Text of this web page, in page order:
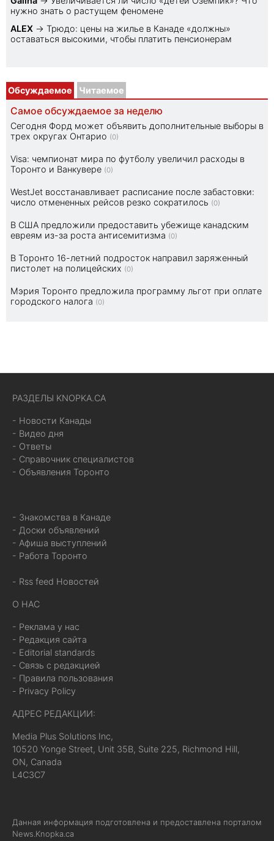
нужно знать о растущем феномене
ALEX → Трюдо: цены на жилье в Канаде «должны»
оставаться высокими, чтобы платить пенсионерам
Обсуждаемое Читаемое
Самое обсуждаемое за неделю
Сегодня Форд может объявить дополнительные выборы в
трех округах Онтарио (0)
Visa: чемпионат мира по футболу увеличил расходы в
Торонто и Ванкувере (0)
WestJet восстанавливает расписание после забастовки:
число отмененных рейсов резко сократилось (0)
В США предложили предоставить убежище канадским
евреям из-за роста антисемитизма (0)
В Торонто 16-летний подросток направил заряженный
пистолет на полицейских (0)
Мэрия Торонто предложила программу льгот при оплате
городского налога (0)
РАЗДЕЛЫ KNOPKA.CA
- Новости Канады
- Видео дня
- Ответы
- Справочник специалистов
- Объявления Торонто
- Знакомства в Канаде
- Доски объявлений
- Афиша выступлений
- Работа Торонто
- Rss feed Новостей
О НАС
- Реклама у нас
- Редакция сайта
- Editorial standards
- Связь с редакцией
- Правила пользования
- Privacy Policy
АДРЕС РЕДАКЦИИ:
Media Plus Solutions Inc,
10520 Yonge Street, Unit 35B, Suite 225, Richmond Hill,
ON, Canada
L4C3C7
Данная информация подготовлена и предоставлена порталом
News.Knopka.ca